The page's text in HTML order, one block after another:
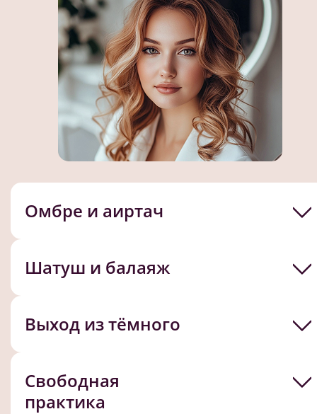
Омбре и аиртач
Шатуш и балаяж
Выход из тёмного
Свободная
практика